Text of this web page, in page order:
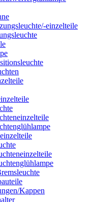
einzelteile
Kappen